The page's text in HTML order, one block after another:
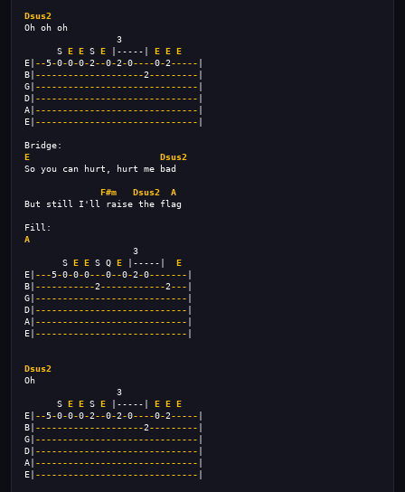
Dsus2
Oh oh oh
3
S E E S E |-----| E E E
E| --5-0-0-0-2--0-2-0----0-2-----
B| --------------------2---------
G| ------------------------------
D| ------------------------------
A| ------------------------------
E| ------------------------------
Bridge:
E
Dsus2
So you can hurt, hurt me bad
F#m Dsus2
A
But still I'll raise the flag
Fill:
A
3
S E E S Q E |-----| E
E| ---5-0-0-0---0--0-2-0-------
B| -----------2------------2---
G| ----------------------------
D| ----------------------------
A| ----------------------------
E| ----------------------------
Dsus2
Oh
3
S E E S E |-----| E E E
E| --5-0-0-0-2--0-2-0----0-2-----
B| --------------------2---------
G| ------------------------------
D| ------------------------------
A| ------------------------------
E| ------------------------------